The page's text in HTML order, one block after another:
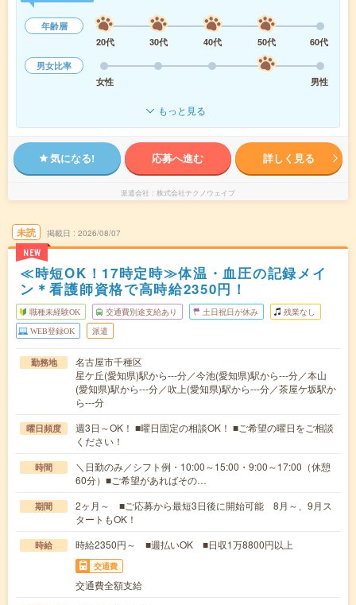
年齢層
20代
30代 40代 50代
60代
男女比率
女性
男性
もっと見る
気になる! 応募へ進む 詳しく見る
派遣会社 株式会社テクノウェイブ
未読
NEW
掲載日 2026/08/07
≪時短OK！17時定時≫体温・血圧の記録メイ
ン＊看護師資格で高時給2350円！
職種未経験OK 交通費別途支給あり 土日祝日が休み 残業なし
WEB登録OK 派遣
勤務地
名古屋市千種区
星ケ丘(愛知県)駅から---分／今池(愛知県)駅から---分／本山
(愛知県)駅から---分／吹上(愛知県)駅から---分／茶屋ケ坂駅か
ら---分
曜日頻度
週3日～OK！ ■曜日固定の相談OK！ ■ご希望の曜日をご相談
ください！
時間
＼日勤のみ／シフト例・10:00～15:00・9:00～17:00（休憩
60分）■ご希望があればその…
期間
2ヶ月～ ■ご応募から最短3日後に開始可能 8月～、9月ス
タートもOK！
時給 時給2350円～ ■週払いOK ■日収1万8800円以上
交通費
交通費全額支給